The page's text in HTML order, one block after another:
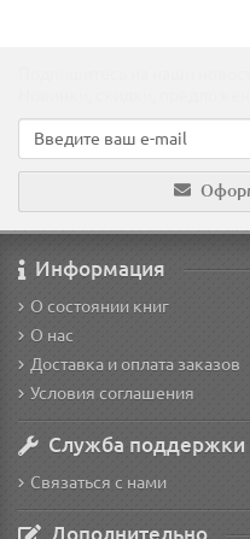
Информация
О состоянии книг
О нас
Доставка и оплата заказов
Условия соглашения
Служба поддержки
Связаться с нами
Дополнительно